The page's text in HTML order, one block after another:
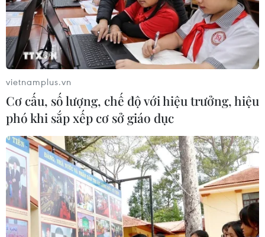
vietnamplus.vn
Cơ cấu, số lượng, chế độ với hiệu trưởng, hiệu
phó khi sắp xếp cơ sở giáo dục